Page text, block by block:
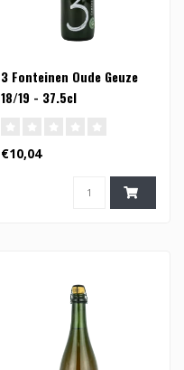
3 Fonteinen Oude Geuze
18/19 - 37.5cl
€10,04